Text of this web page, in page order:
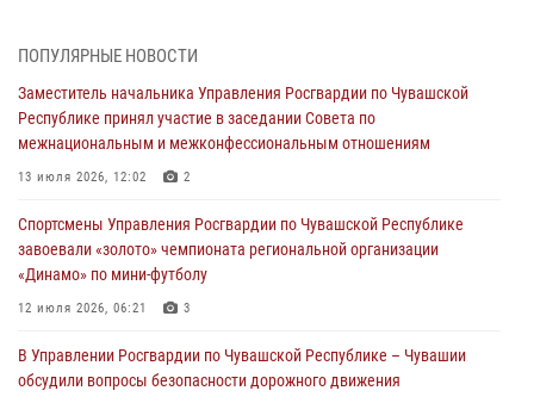
мировой войне 1914-1918 годов
01 августа 2026, 07:19
В Ядрине сотрудники Росгвардии задержали подозреваемого в
01 августа 2026, 06:12
1 августа – День дежурной службы войск национальной гвардии
Российской Федерации
Директор Росгвардии Герой России генерал армии Виктор Золотов
ПОПУЛЯРНЫЕ НОВОСТИ
Заместитель начальника Управления Росгвардии по Чувашской
Республике принял участие в заседании Совета по
межнациональным и межконфессиональным отношениям
13 июля 2026, 12:02 2
Спортсмены Управления Росгвардии по Чувашской Республике
завоевали «золото» чемпионата региональной организации
«Динамо» по мини-футболу
12 июля 2026, 06:21 3
В Управлении Росгвардии по Чувашской Республике – Чувашии
обсудили вопросы безопасности дорожного движения